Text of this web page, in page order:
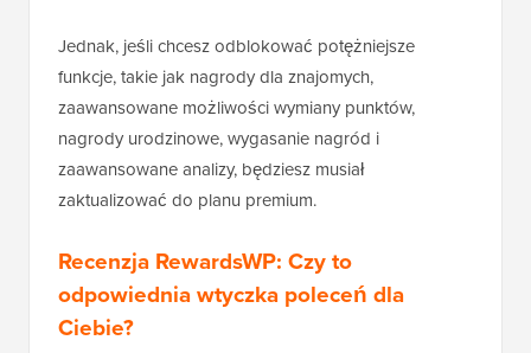
Jednak, jeśli chcesz odblokować potężniejsze
funkcje, takie jak nagrody dla znajomych,
zaawansowane możliwości wymiany punktów,
nagrody urodzinowe, wygasanie nagród i
zaawansowane analizy, będziesz musiał
zaktualizować do planu premium.
Recenzja RewardsWP: Czy to
odpowiednia wtyczka poleceń dla
Ciebie?